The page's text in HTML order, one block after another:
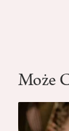
Może